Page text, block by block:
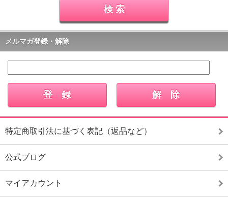
メルマガ登録・解除
特定商取引法に基づく表記（返品など）
公式ブログ
マイアカウント